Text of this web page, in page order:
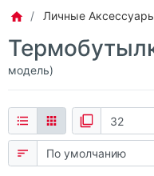
Личные
модель)